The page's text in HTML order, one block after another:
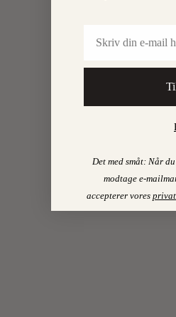
Det med småt: Når
modtage e-
accepterer vores